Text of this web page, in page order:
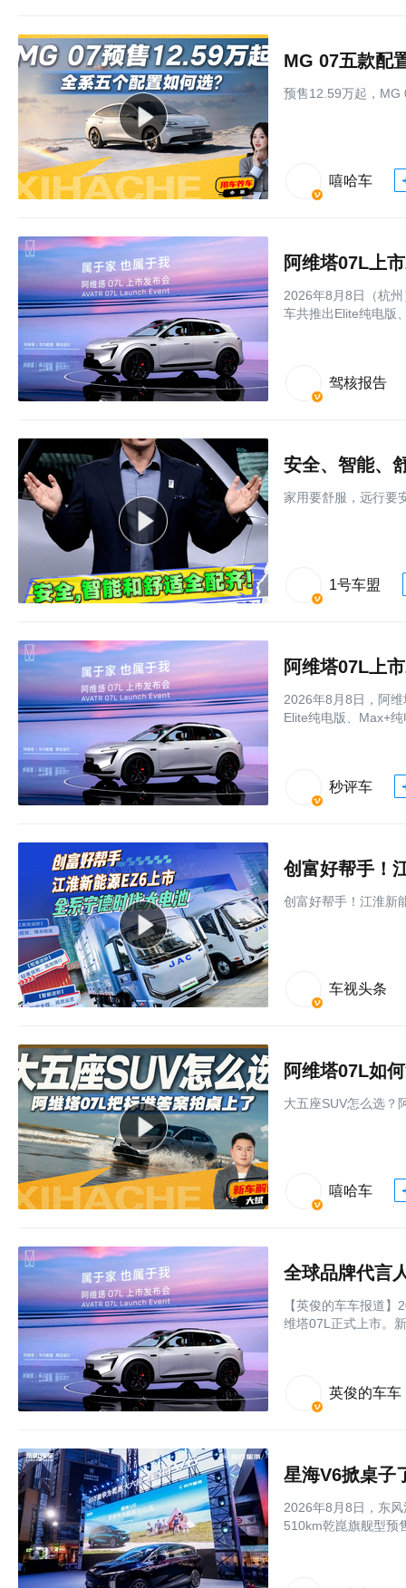
MG 07五款配
预售12.59万起，MG
嘻哈车
2026年8月8日（杭
车共推出Elite纯电版
驾核报告
家用要舒服，远行要
1号车盟
阿维塔07L上
2026年8月8日，阿
Elite纯电版、Max+
秒评车
创富好帮手！
创富好帮手！江淮新
车视头条
阿维塔07L如
大五座SUV怎么选？
嘻哈车
【英俊的车车报道
维塔07L正式上市。
英俊的车车
星海V6掀桌子
2026年8月8日，东
510km乾崑旗舰型预